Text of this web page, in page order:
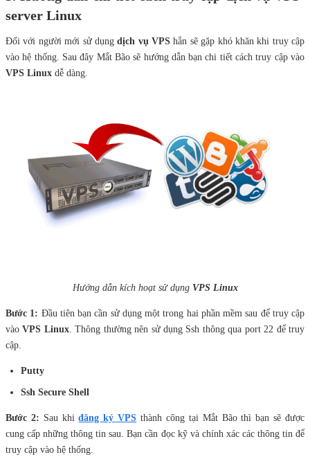
server Linux
Đối với người mới sử dụngdịch vụ VPS hẳn sẽ gặp khó khăn khi truy cập
vào hệ thống. Sau đây Mắt Bão sẽ hướng dẫn bạn chi tiết cách truy cập vào
VPS Linux dễ dàng.
Hướng dẫn kích hoạt sử dụng VPS Linux
Bước 1: Đầu tiên bạn cần sử dụng một trong hai phần mềm sau để truy cập
vàoVPS Linux. Thông thường nên sử dụng Ssh thông qua port 22 để truy
cập.
Putty
Ssh Secure Shell
Bước 2: Sau khiđăng ký VPS thành công tại Mắt Bão thì bạn sẽ được
cung cấp những thông tin sau. Bạn cần đọc kỹ và chính xác các thông tin để
truy cập vào hệ thống.